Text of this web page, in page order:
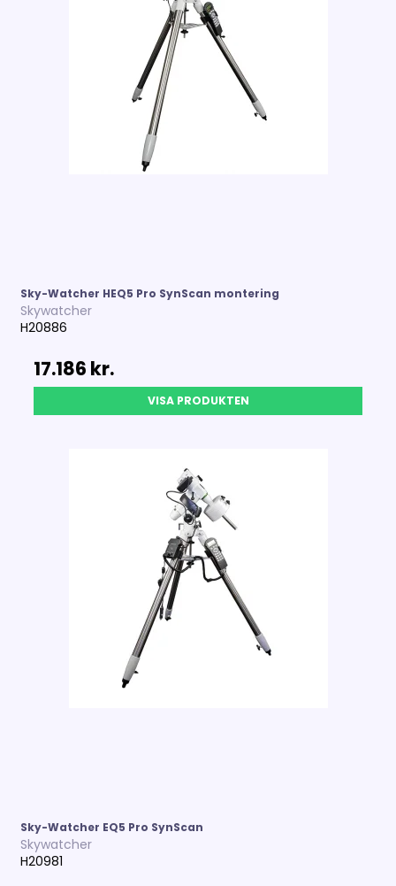
Sky-Watcher HEQ5 Pro SynScan montering
Skywatcher
H20886
17.186 kr.
VISA PRODUKTEN
Sky-Watcher EQ5 Pro SynScan
Skywatcher
H20981